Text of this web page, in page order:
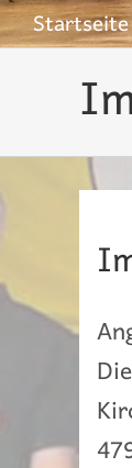
Startseite